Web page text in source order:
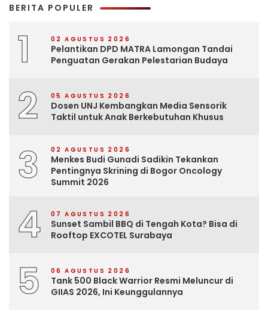
BERITA POPULER
1 02 AGUSTUS 2026
Pelantikan DPD MATRA Lamongan Tandai
Penguatan Gerakan Pelestarian Budaya
2 05 AGUSTUS 2026
Dosen UNJ Kembangkan Media Sensorik
Taktil untuk Anak Berkebutuhan Khusus
3 02 AGUSTUS 2026
Menkes Budi Gunadi Sadikin Tekankan
Pentingnya Skrining di Bogor Oncology
Summit 2026
4 07 AGUSTUS 2026
Sunset Sambil BBQ di Tengah Kota? Bisa di
Rooftop EXCOTEL Surabaya
5 06 AGUSTUS 2026
Tank 500 Black Warrior Resmi Meluncur di
GIIAS 2026, Ini Keunggulannya